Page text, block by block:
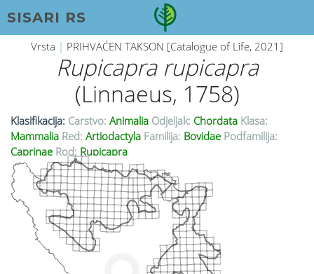
SISARI RS
Vrsta | PRIHVAĆEN TAKSON [Catalogue of Life, 2021]
Rupicapra rupicapra
(Linnaeus, 1758)
Klasifikacija: Carstvo: Animalia Odjeljak: Chordata Klasa:
Mammalia Red: Artiodactyla Familija: Bovidae Podfamilija:
Caprinae Rod: Rupicapra